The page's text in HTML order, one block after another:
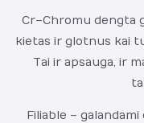
Cr – Chromu
kietas ir glotnus kai
Tai ir apsauga, ir
Filiable –